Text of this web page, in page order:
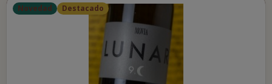
Novedad Destacado